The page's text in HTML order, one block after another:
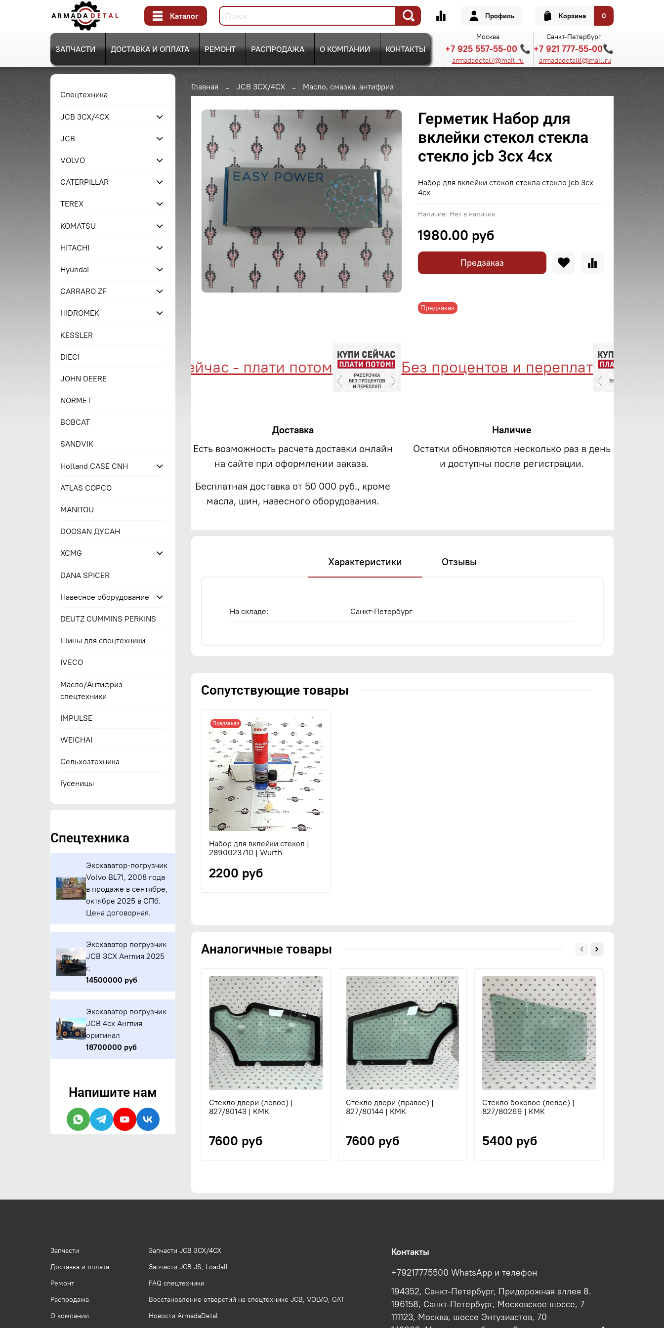
Каталог Профиль Корзина 0
ЗАПЧАСТИ ДОСТАВКА И ОПЛАТА РЕМОНТ РАСПРОДАЖА О КОМПАНИИ КОНТАКТЫ
Москва Санкт-Петербург
+7 925 557-55-00 📞 +7 921 777-55-00📞
armadadetal7@mail.ru armadadetal8@mail.ru
Главная JCB 3CX/4CX Масло, смазка, антифриз
Наличие: Нет в наличии
Предзаказ
Герметик Набор для
вклейки стекол стекла
стекло jcb 3cx 4cx
1980.00 руб
Предзаказ
Набор для вклейки стекол стекла стекло jcb 3cx
4cx
Купи сейчас - плати потом Без процентов и переплат
Доставка
Есть возможность расчета доставки онлайн
на сайте при оформлении заказа.
Бесплатная доставка от 50 000 руб., кроме
масла, шин, навесного оборудования.
Наличие
Остатки обновляются несколько раз в день
и доступны после регистрации.
Характеристики Отзывы
На складе: Санкт-Петербург
Сопутствующие товары
Предзаказ
Набор для вклейки стекол |
2890023710 | Wurth
2200 руб
Аналогичные товары
Стекло двери (левое) |
827/80143 | КМК
7600 руб
Стекло двери (правое) |
827/80144 | КМК
7600 руб
Стекло боковое (левое) |
827/80269 | КМК
5400 руб
Спецтехника
JCB 3CX/4CX
JCB
VOLVO
CATERPILLAR
TEREX
KOMATSU
HITACHI
Hyundai
CARRARO ZF
HIDROMEK
KESSLER
DIECI
JOHN DEERE
NORMET
BOBCAT
SANDVIK
Holland CASE CNH
ATLAS COPCO
MANITOU
DOOSAN ДУСАН
XCMG
DANA SPICER
Навесное оборудование
DEUTZ CUMMINS PERKINS
Шины для спецтехники
IVECO
Масло/Антифриз
спецтехники
IMPULSE
WEICHAI
Сельхозтехника
Гусеницы
Спецтехника
Экскаватор-погрузчик
Volvo BL71, 2008 года
в продаже в сентябре,
октябре 2025 в СПб.
Цена договорная.
Экскаватор погрузчик
JCB 3CX Англия 2025
г.
14500000 руб
Экскаватор погрузчик
JCB 4cx Англия
оригинал
18700000 руб
Напишите нам
Запчасти
Доставка и оплата
Ремонт
Распродажа
О компании
Запчасти JCB 3CX/4CX
Запчасти JCB JS, Loadall
FAQ спецтехники
Восстановление отверстий на спецтехнике JCB, VOLVO, CAT
Новости ArmadaDetal
Контакты
+79217775500 WhatsApp и телефон
194352, Санкт-Петербург, Придорожная аллея 8.
196158, Санкт-Петербург, Московское шоссе, 7
111123, Москва, шоссе Энтузиастов, 70